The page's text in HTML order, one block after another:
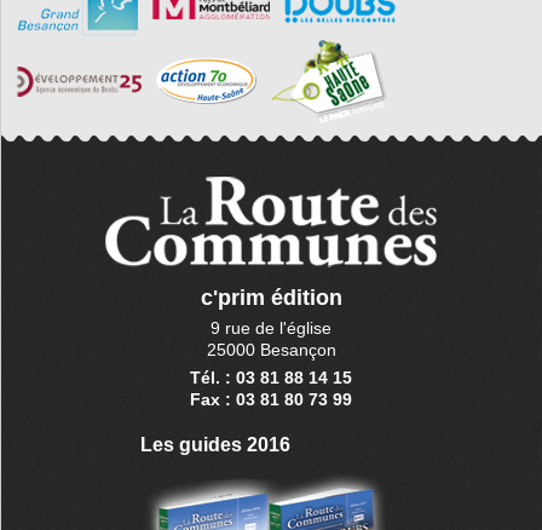
c'prim édition
9 rue de l'église
25000 Besançon
Tél. : 03 81 88 14 15
Fax : 03 81 80 73 99
Les guides 2016